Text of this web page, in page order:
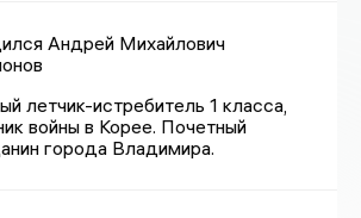
Андрей Михайлович
летчик-истребитель 1 класса,
войны в Корее. Почетный
города Владимира.